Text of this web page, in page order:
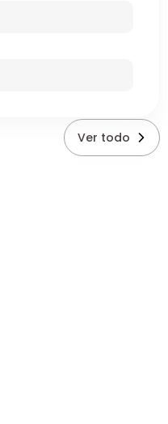
Ver todo